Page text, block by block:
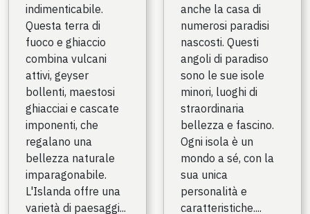
indimenticabile.
Questa terra di
fuoco e ghiaccio
combina vulcani
attivi, geyser
bollenti, maestosi
ghiacciai e cascate
imponenti, che
regalano una
bellezza naturale
imparagonabile.
L'Islanda offre una
varietà di paesaggi...
anche la casa di
numerosi paradisi
nascosti. Questi
angoli di paradiso
sono le sue isole
minori, luoghi di
straordinaria
bellezza e fascino.
Ogni isola è un
mondo a sé, con la
sua unica
personalità e
caratteristiche....